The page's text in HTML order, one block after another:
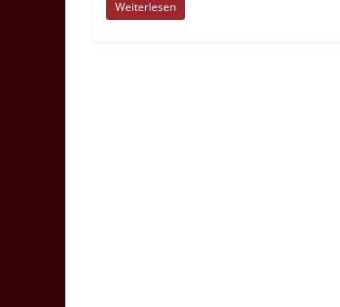
Weiterlesen